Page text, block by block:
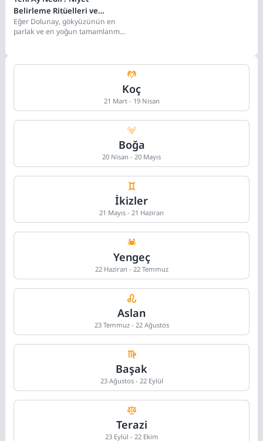
Belirleme Ritüelleri ve
Astrolojik Anlamı
Eğer Dolunay, gökyüzünün en
parlak ve en yoğun tamamlanma
Koç
21 Mart - 19 Nisan
Boğa
20 Nisan - 20 Mayıs
İkizler
21 Mayıs - 21 Haziran
Yengeç
22 Haziran - 22 Temmuz
Aslan
23 Temmuz - 22 Ağustos
Başak
23 Ağustos - 22 Eylül
Terazi
23 Eylül - 22 Ekim